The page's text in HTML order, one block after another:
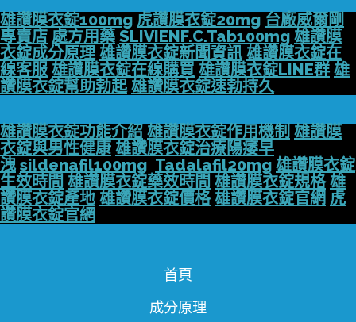
雄讚膜衣錠100mg 虎讚膜衣錠20mg 台廠威爾剛
專賣店 處方用藥 SLIVIENF.C.Tab100mg 雄讚膜
衣錠成分原理 雄讚膜衣錠新聞資訊 雄讚膜衣錠在
線客服 雄讚膜衣錠在線購買 雄讚膜衣錠LINE群 雄
讚膜衣錠幫助勃起 雄讚膜衣錠速勃持久
雄讚膜衣錠功能介紹 雄讚膜衣錠作用機制 雄讚膜
衣錠與男性健康 雄讚膜衣錠治療陽痿早
洩 sildenafil100mg Tadalafil20mg 雄讚膜衣錠
生效時間 雄讚膜衣錠藥效時間 雄讚膜衣錠規格 雄
讚膜衣錠產地 雄讚膜衣錠價格 雄讚膜衣錠官網 虎
讚膜衣錠官網
首頁
成分原理